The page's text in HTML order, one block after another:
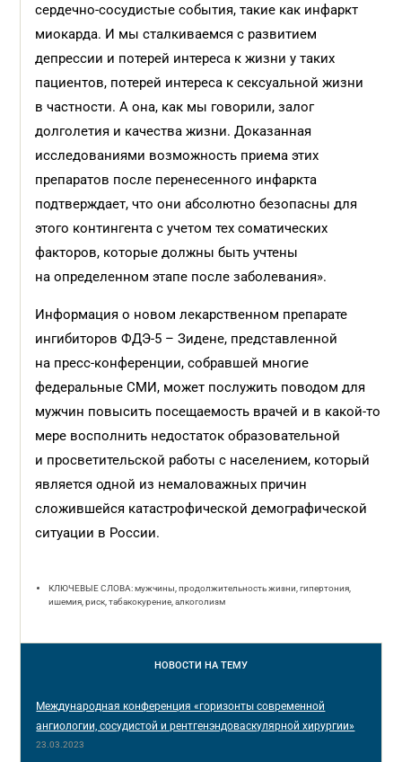
сердечно-сосудистые события, такие как инфаркт
миокарда. И мы сталкиваемся с развитием
депрессии и потерей интереса к жизни у таких
пациентов, потерей интереса к сексуальной жизни
в частности. А она, как мы говорили, залог
долголетия и качества жизни. Доказанная
исследованиями возможность приема этих
препаратов после перенесенного инфаркта
подтверждает, что они абсолютно безопасны для
этого контингента с учетом тех соматических
факторов, которые должны быть учтены
на определенном этапе после заболевания».
Информация о новом лекарственном препарате
ингибиторов ФДЭ-5 – Зидене, представленной
на пресс-конференции, собравшей многие
федеральные СМИ, может послужить поводом для
мужчин повысить посещаемость врачей и в какой-то
мере восполнить недостаток образовательной
и просветительской работы с населением, который
является одной из немаловажных причин
сложившейся катастрофической демографической
ситуации в России.
КЛЮЧЕВЫЕ СЛОВА: мужчины, продолжительность жизни, гипертония,
ишемия, риск, табакокурение, алкоголизм
НОВОСТИ НА ТЕМУ
Международная конференция «горизонты современной
ангиологии, сосудистой и рентгенэндоваскулярной хирургии»
23.03.2023